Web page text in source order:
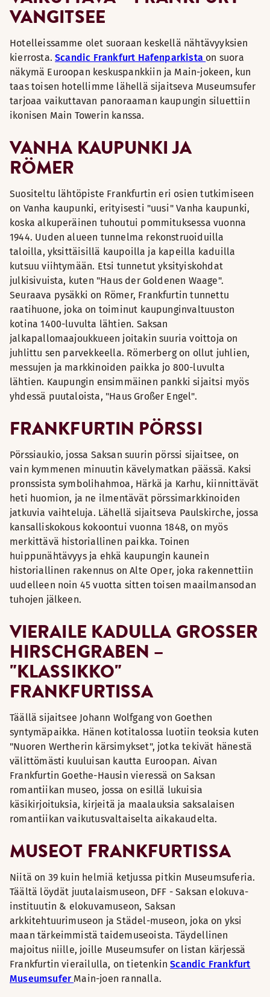
VANGITSEE
Hotelleissamme olet suoraan keskellä nähtävyyksien
kierrosta.Scandic Frankfurt Hafenparkista on suora
näkymä Euroopan keskuspankkiin ja Main-jokeen, kun
taas toisen hotellimme lähellä sijaitseva Museumsufer
tarjoaa vaikuttavan panoraaman kaupungin siluettiin
ikonisen Main Towerin kanssa.
VANHA KAUPUNKI JA
RÖMER
Suositeltu lähtöpiste Frankfurtin eri osien tutkimiseen
on Vanha kaupunki, erityisesti "uusi" Vanha kaupunki,
koska alkuperäinen tuhoutui pommituksessa vuonna
1944. Uuden alueen tunnelma rekonstruoiduilla
taloilla, yksittäisillä kaupoilla ja kapeilla kaduilla
kutsuu viihtymään. Etsi tunnetut yksityiskohdat
julkisivuista, kuten "Haus der Goldenen Waage".
Seuraava pysäkki on Römer, Frankfurtin tunnettu
raatihuone, joka on toiminut kaupunginvaltuuston
kotina 1400-luvulta lähtien. Saksan
jalkapallomaajoukkueen joitakin suuria voittoja on
juhlittu sen parvekkeella. Römerberg on ollut juhlien,
messujen ja markkinoiden paikka jo 800-luvulta
lähtien. Kaupungin ensimmäinen pankki sijaitsi myös
yhdessä puutaloista, "Haus Großer Engel".
FRANKFURTIN PÖRSSI
Pörssiaukio, jossa Saksan suurin pörssi sijaitsee, on
vain kymmenen minuutin kävelymatkan päässä. Kaksi
pronssista symbolihahmoa, Härkä ja Karhu, kiinnittävät
heti huomion, ja ne ilmentävät pörssimarkkinoiden
jatkuvia vaihteluja. Lähellä sijaitseva Paulskirche, jossa
kansalliskokous kokoontui vuonna 1848, on myös
merkittävä historiallinen paikka. Toinen
huippunähtävyys ja ehkä kaupungin kaunein
historiallinen rakennus on Alte Oper, joka rakennettiin
uudelleen noin 45 vuotta sitten toisen maailmansodan
tuhojen jälkeen.
VIERAILE KADULLA GROSSER H
IRSCHGRABEN – "
KLASSIKKO" F
RANKFURTISSA
Täällä sijaitsee Johann Wolfgang von Goethen
syntymäpaikka. Hänen kotitalossa luotiin teoksia kuten
"Nuoren Wertherin kärsimykset", jotka tekivät hänestä
välittömästi kuuluisan kautta Euroopan. Aivan
Frankfurtin Goethe-Hausin vieressä on Saksan
romantiikan museo, jossa on esillä lukuisia
käsikirjoituksia, kirjeitä ja maalauksia saksalaisen
romantiikan vaikutusvaltaiselta aikakaudelta.
MUSEOT FRANKFURTISSA
Niitä on 39 kuin helmiä ketjussa pitkin Museumsuferia.
Täältä löydät juutalaismuseon, DFF - Saksan elokuva-
instituutin & elokuvamuseon, Saksan
arkkitehtuurimuseon ja Städel-museon, joka on yksi
maan tärkeimmistä taidemuseoista. Täydellinen
majoitus niille, joille Museumsufer on listan kärjessä
Frankfurtin vierailulla, on tietenkinScandic Frankfurt
Museumsufer Main-joen rannalla.